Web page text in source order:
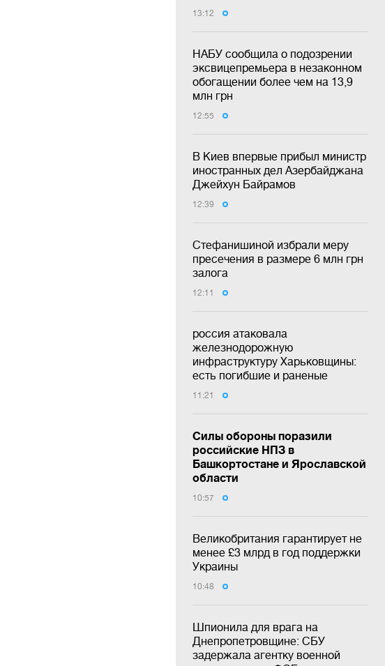
13:12
НАБУ сообщила о подозрении
эксвицепремьера в незаконном
обогащении более чем на 13,9
млн грн
12:55
В Киев впервые прибыл министр
иностранных дел Азербайджана
Джейхун Байрамов
12:39
Стефанишиной избрали меру
пресечения в размере 6 млн грн
залога
12:11
россия атаковала
железнодорожную
инфраструктуру Харьковщины:
есть погибшие и раненые
11:21
Силы обороны поразили
российские НПЗ в
Башкортостане и Ярославской
области
10:57
Великобритания гарантирует не
менее £3 млрд в год поддержки
Украины
10:48
Шпионила для врага на
Днепропетровщине: СБУ
задержала агентку военной